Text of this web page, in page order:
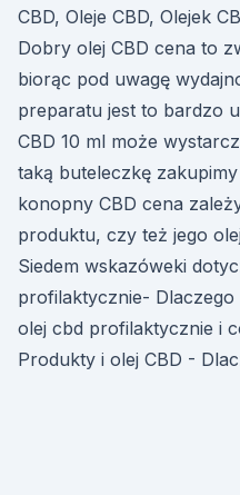
CBD, Oleje CBD, Olejek
Dobry olej CBD cena to
biorąc pod uwagę
preparatu jest to bardzo
CBD 10 ml może
taką buteleczkę
konopny CBD cena
produktu, czy też jego
Siedem wskazóweki
profilaktycznie-
olej cbd profilaktycznie i
Produkty i olej CBD -